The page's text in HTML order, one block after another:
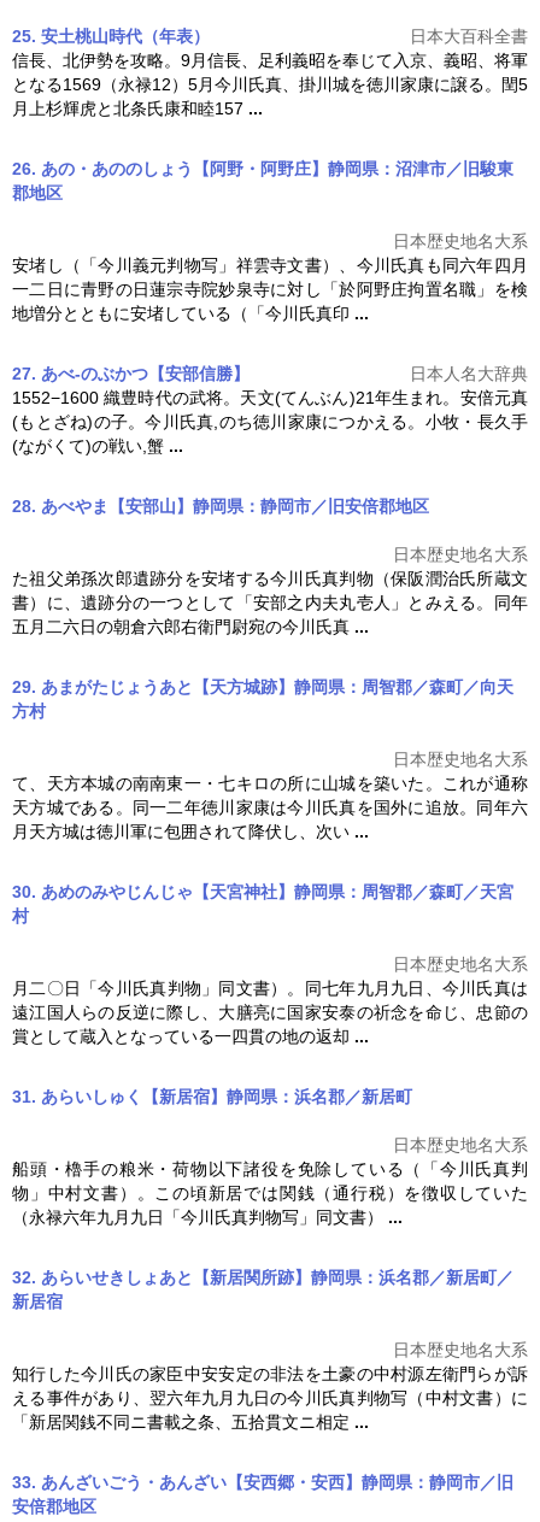
25. 安土桃山時代（年表）
日本大百科全書
信長、北伊勢を攻略。9月信長、足利義昭を奉じて入京、義昭、将軍
となる1569（永禄12）5月今川氏真 、掛川城を徳川家康に譲る。閏5
月上杉輝虎と北条氏康和睦157 ...
26. あの・あののしょう【阿野・阿野庄】静岡県：沼津市／旧駿東
郡地区
日本歴史地名大系
安堵し（「今川義元判物写」祥雲寺文書）、 今川氏真も同六年四月
一二日に青野の日蓮宗寺院妙泉寺に対し「於阿野庄拘置名職」を検
地増分とともに安堵している（「今川氏真印 ...
27. あべ-のぶかつ【安部信勝】
日本人名大辞典
1552−1600 織豊時代の武将。天文(てんぶん)21年生まれ。安倍元真
(もとざね)の子。今川氏真 ,のち徳川家康につかえる。小牧・長久手
(ながくて)の戦い,蟹 ...
28. あべやま【安部山】静岡県：静岡市／旧安倍郡地区
日本歴史地名大系
た祖父弟孫次郎遺跡分を安堵する今川氏真判物（保阪潤治氏所蔵文
書）に、遺跡分の一つとして「安部之内夫丸壱人」とみえる。同年
五月二六日の朝倉六郎右衛門尉宛の今川氏真 ...
29. あまがたじょうあと【天方城跡】静岡県：周智郡／森町／向天
方村
日本歴史地名大系
て、天方本城の南南東一・七キロの所に山城を築いた。これが通称
天方城である。同一二年徳川家康は今川氏真を国外に追放。同年六
月天方城は徳川軍に包囲されて降伏し、次い ...
30. あめのみやじんじゃ【天宮神社】静岡県：周智郡／森町／天宮
村
日本歴史地名大系
月二〇日「今川氏真判物」同文書）。同七年九月九日、 今川氏真は
遠江国人らの反逆に際し、大膳亮に国家安泰の祈念を命じ、忠節の
賞として蔵入となっている一四貫の地の返却 ...
31. あらいしゅく【新居宿】静岡県：浜名郡／新居町
日本歴史地名大系
船頭・櫓手の粮米・荷物以下諸役を免除している（「今川氏真判
物」中村文書）。この頃新居では関銭（通行税）を徴収していた
（永禄六年九月九日「今川氏真判物写」同文書） ...
32. あらいせきしょあと【新居関所跡】静岡県：浜名郡／新居町／
新居宿
日本歴史地名大系
知行した今川氏の家臣中安安定の非法を土豪の中村源左衛門らが訴
える事件があり、翌六年九月九日の今川氏真判物写（中村文書）に
「新居関銭不同ニ書載之条、五拾貫文ニ相定 ...
33. あんざいごう・あんざい【安西郷・安西】静岡県：静岡市／旧
安倍郡地区